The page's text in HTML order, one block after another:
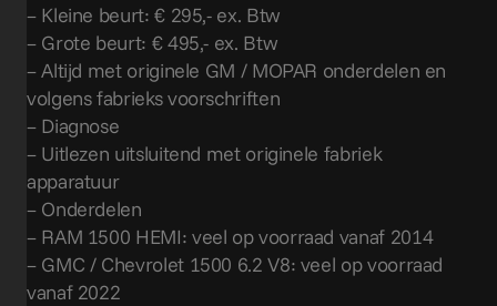
– Kleine beurt: € 295,- ex. Btw
– Grote beurt: € 495,- ex. Btw
– Altijd met originele GM / MOPAR onderdelen en
volgens fabrieks voorschriften
– Diagnose
– Uitlezen uitsluitend met originele fabriek
apparatuur
– Onderdelen
– RAM 1500 HEMI: veel op voorraad vanaf 2014
– GMC / Chevrolet 1500 6.2 V8: veel op voorraad
vanaf 2022